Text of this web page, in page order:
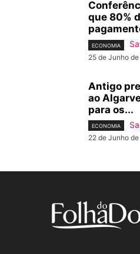
que 80%
ECONOMIA
25 de Junho
Antigo
ao
para os...
ECONOMIA
22 de Junho